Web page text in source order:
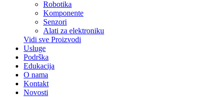
Robotika
Komponente
Senzori
Alati za elektroniku
Vidi sve Proizvodi
Usluge
Podrška
Edukacija
O nama
Kontakt
Novosti